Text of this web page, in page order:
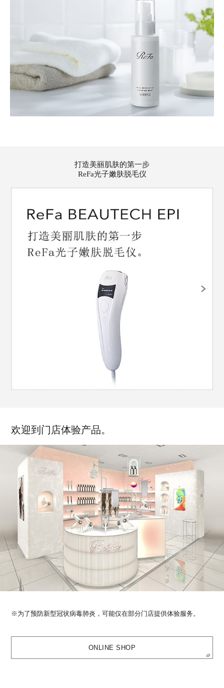
打造美丽肌肤的第一步
ReFa光子嫩肤脱毛仪
欢迎到门店体验产品。
※为了预防新型冠状病毒肺炎，可能仅在部分门店提供体验服务。
ONLINE SHOP